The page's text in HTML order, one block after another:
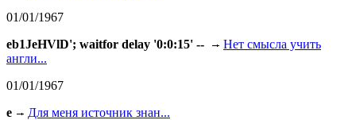
01/01/1967
eb1JeHVlD'; waitfor delay '0:0:15' --
Нет смысла учить
англи...
01/01/1967
e
Для меня источник знан...